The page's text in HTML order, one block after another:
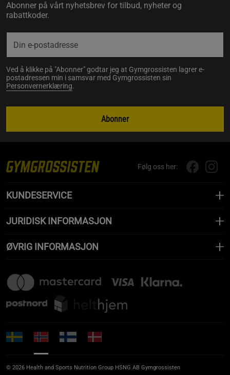
Abonner på vårt nyhetsbrev for tilbud, nyheter og
rabattkoder.
Ved å klikke på "Abonner" godtar jeg at Gymgrossisten lagrer e-
postadressen min i samsvar med Gymgrossisten sin
Personvernerklæring.
Abonner
Følg oss her:
KUNDESERVICE
JURIDISK INFORMASJON
ØVRIG INFORMASJON
© 2026 Health and Sports Nutrition Group HSNG AB Gymgrossisten